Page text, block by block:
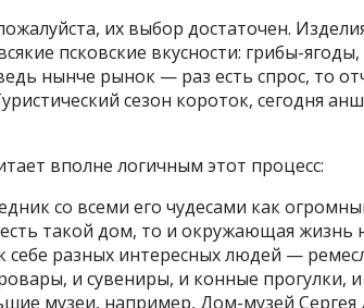
их выбор достаточен.
псковские вкусности: грибы-
нынче рынок — раз есть спрос, то
сезон короток, сегодня
вполне логичным этот процесс:
со всеми его чудесами как
такой дом, то и окружающая жизнь
себе разных интересных людей —
и сувениры, и конные прогулки,
музеи, например, Дом-музей Сергея